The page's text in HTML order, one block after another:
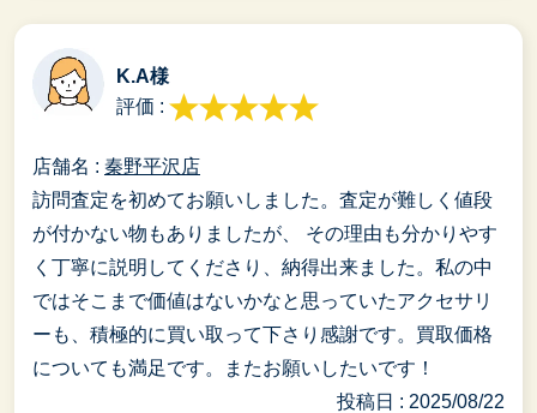
K.A様
評価 :
店舗名 : 秦野平沢店
訪問査定を初めてお願いしました。査定が難しく値段
が付かない物もありましたが、 その理由も分かりやす
く丁寧に説明してくださり、納得出来ました。私の中
ではそこまで価値はないかなと思っていたアクセサリ
ーも、積極的に買い取って下さり感謝です。買取価格
についても満足です。またお願いしたいです！
投稿日 : 2025/08/22